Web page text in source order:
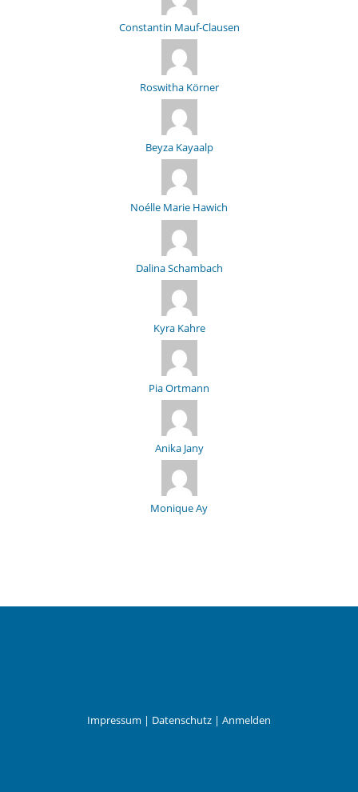
Constantin Mauf-Clausen
Roswitha Körner
Beyza Kayaalp
Noélle Marie Hawich
Dalina Schambach
Kyra Kahre
Pia Ortmann
Anika Jany
Monique Ay
Impressum | Datenschutz | Anmelden